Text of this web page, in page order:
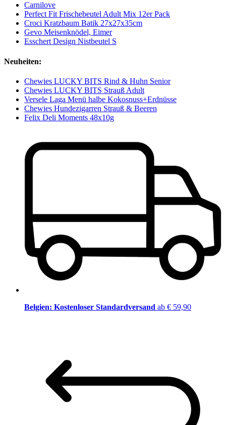
Carnilove
Perfect Fit Frischebeutel Adult Mix 12er Pack
Croci Kratzbaum Batik 27x27x35cm
Gevo Meisenknödel, Eimer
Esschert Design Nistbeutel S
Neuheiten:
Chewies LUCKY BITS Rind & Huhn Senior
Chewies LUCKY BITS Strauß Adult
Versele Laga Menü halbe Kokosnuss+Erdnüsse
Chewies Hundezigarren Strauß & Beeren
Felix Deli Moments 48x10g
Belgien: Kostenloser Standardversand ab € 59,90